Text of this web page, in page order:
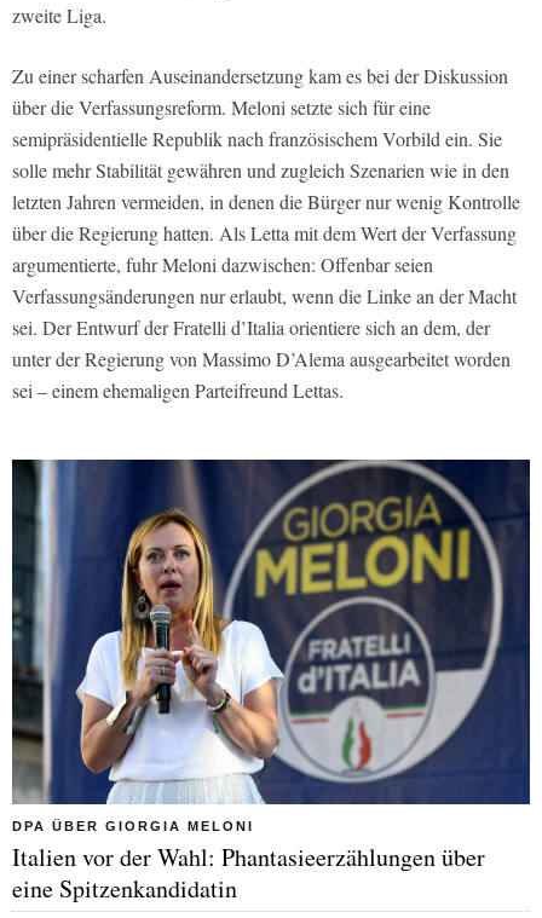
zweite Liga.
Zu einer scharfen Auseinandersetzung kam es bei der Diskussion
über die Verfassungsreform. Meloni setzte sich für eine
semipräsidentielle Republik nach französischem Vorbild ein. Sie
solle mehr Stabilität gewähren und zugleich Szenarien wie in den
letzten Jahren vermeiden, in denen die Bürger nur wenig Kontrolle
über die Regierung hatten. Als Letta mit dem Wert der Verfassung
argumentierte, fuhr Meloni dazwischen: Offenbar seien
Verfassungsänderungen nur erlaubt, wenn die Linke an der Macht
sei. Der Entwurf der Fratelli d’Italia orientiere sich an dem, der
unter der Regierung von Massimo D’Alema ausgearbeitet worden
sei – einem ehemaligen Parteifreund Lettas.
DPA ÜBER GIORGIA MELONI
Italien vor der Wahl: Phantasieerzählungen über
eine Spitzenkandidatin